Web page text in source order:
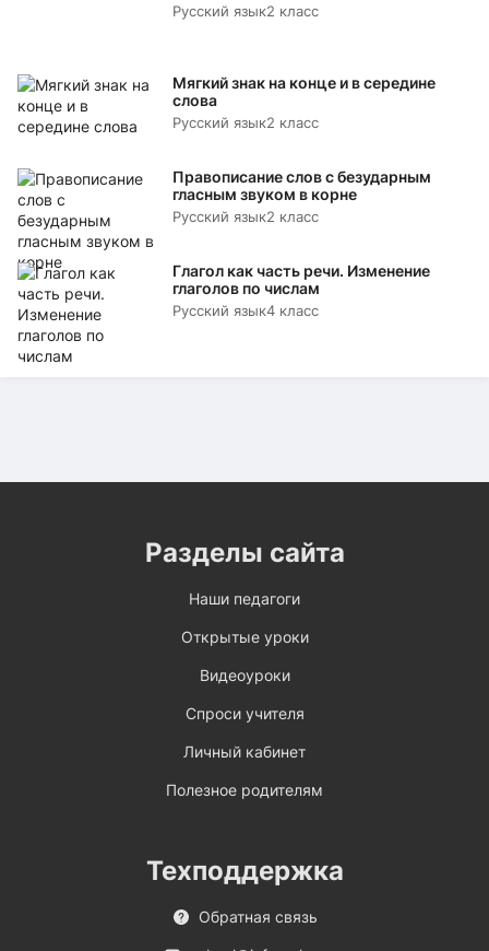
Русский язык2 класс
Мягкий знак на конце и в середине
слова
Русский язык2 класс
Правописание слов с безударным
гласным звуком в корне
Русский язык2 класс
Глагол как часть речи. Изменение
глаголов по числам
Русский язык4 класс
Разделы сайта
Наши педагоги
Открытые уроки
Видеоуроки
Спроси учителя
Личный кабинет
Полезное родителям
Техподдержка
Обратная связь